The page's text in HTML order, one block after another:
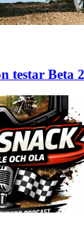
testar Beta